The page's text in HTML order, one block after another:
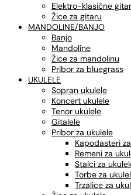
Elektro-klasične
Žice za gitaru
MANDOLINE/BANJO
Banjo
Mandoline
Žice za mandolinu
Pribor za bluegrass
UKULELE
Sopran ukulele
Koncert ukulele
Tenor ukulele
Gitalele
Pribor za ukulele
Kapodasteri
Remeni za
Stalci za
Torbe za
Trzalice za